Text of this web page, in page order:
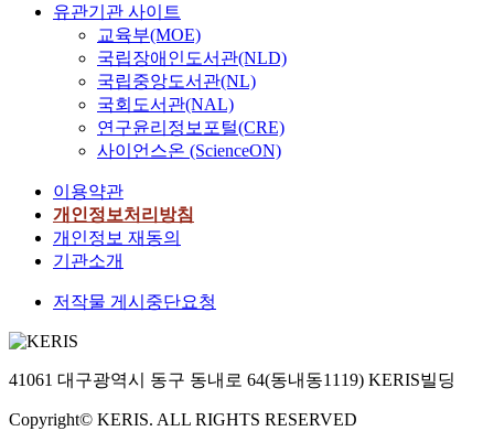
유관기관 사이트
교육부(MOE)
국립장애인도서관(NLD)
국립중앙도서관(NL)
국회도서관(NAL)
연구윤리정보포털(CRE)
사이언스온 (ScienceON)
이용약관
개인정보처리방침
개인정보 재동의
기관소개
저작물 게시중단요청
41061 대구광역시 동구 동내로 64(동내동1119) KERIS빌딩
Copyright© KERIS. ALL RIGHTS RESERVED